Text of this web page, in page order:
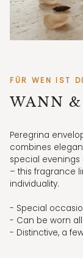
FÜR WEN IST
WANN
Peregrina
combines
special
– this fragrance
individuality.
- Special
- Can be worn
- Distinctive, a